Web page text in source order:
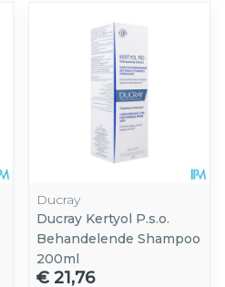
Ducray
Ducray Kertyol P.s.o.
Behandelende Shampoo
200ml
€ 21,76